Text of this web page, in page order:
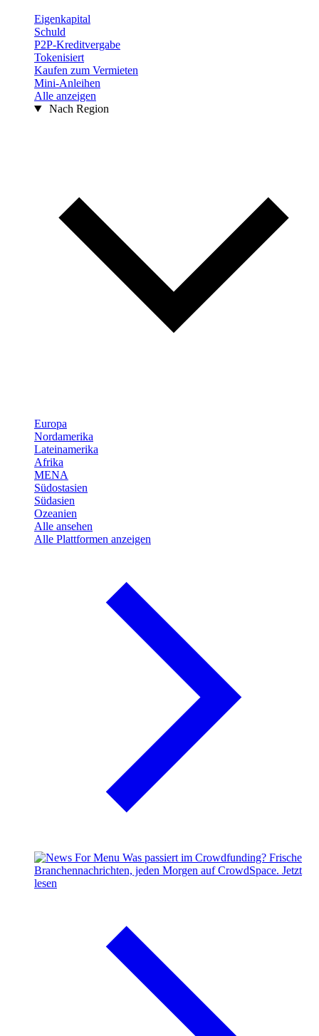
Eigenkapital
Schuld
P2P-Kreditvergabe
Tokenisiert
Kaufen zum Vermieten
Mini-Anleihen
Alle anzeigen
Nach Region
Europa
Nordamerika
Lateinamerika
Afrika
MENA
Südostasien
Südasien
Ozeanien
Alle ansehen
Alle Plattformen anzeigen
Was passiert im Crowdfunding? Frische
Branchennachrichten, jeden Morgen auf CrowdSpace. Jetzt
lesen